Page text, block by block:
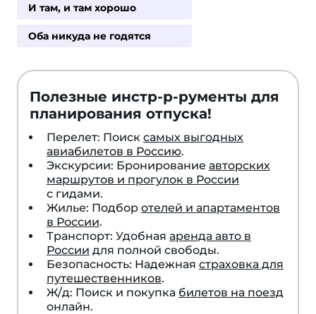
И там, и там хорошо
Оба никуда не годятся
Полезные инстр-р-рументы для
планирования отпуска!
Перелет: Поиск самых выгодных
авиабилетов в Россию.
Экскурсии: Бронирование авторских
маршрутов и прогулок в России
с гидами.
Жилье: Подбор отелей и апартаментов
в России.
Транспорт: Удобная аренда авто в
России для полной свободы.
Безопасность: Надежная страховка для
путешественников.
Ж/д: Поиск и покупка билетов на поезд
онлайн.